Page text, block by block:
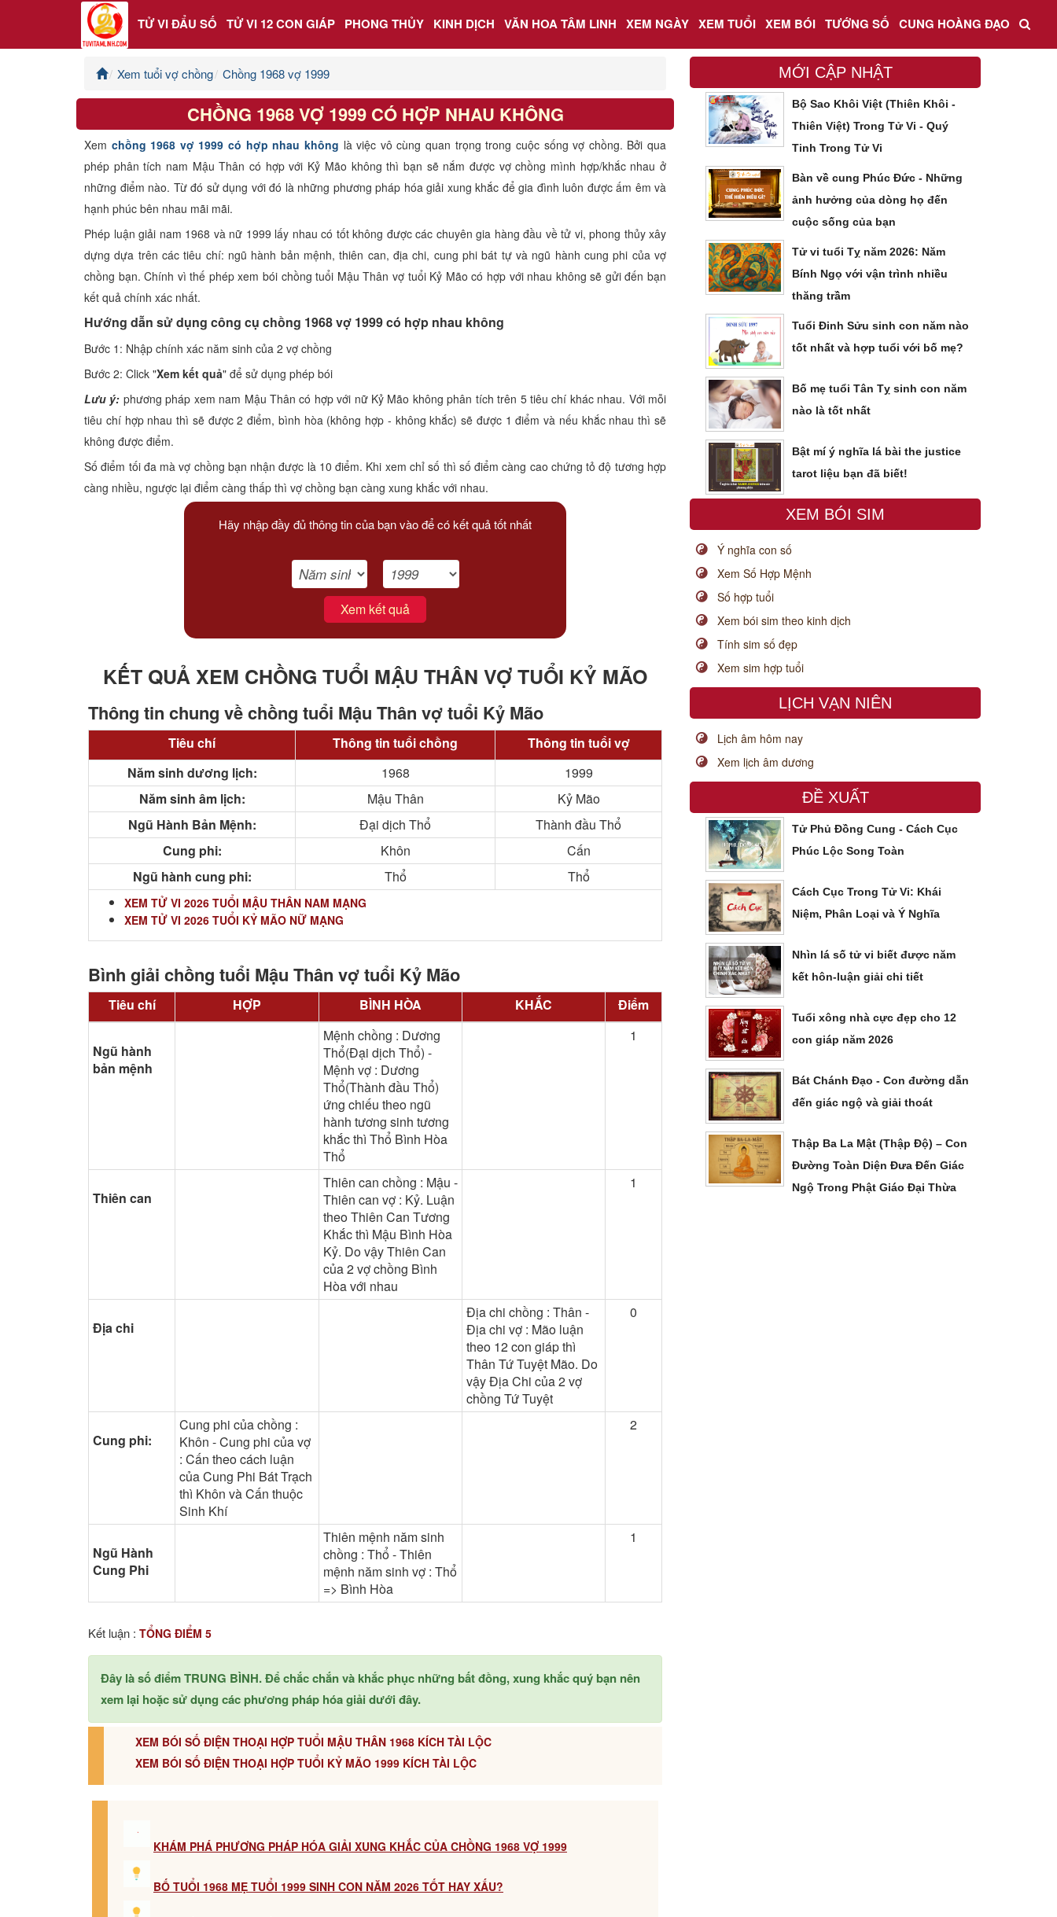
TỬ VI ĐẨU SỐ TỬ VI 12 CON GIÁP PHONG THỦY KINH DỊCH VĂN HOA TÂM LINH XEM NGÀY XEM TUỔI XEM BÓI TƯỚNG SỐ CUNG HOÀNG ĐẠO
Tử Vi Đẩu Số
Tử Vi 12 Con Giáp
Văn Hoa Tâm linh
Cung hoàng đạo
Xem tuổi vợ chồng Chồng 1968 vợ 1999
CHỒNG 1968 VỢ 1999 CÓ HỢP NHAU KHÔNG
Xem chồng 1968 vợ 1999 có hợp nhau không là việc vô cùng quan trọng trong cuộc sống vợ chồng. Bởi qua
phép phân tích nam Mậu Thân có hợp với Kỷ Mão không thì bạn sẽ nắm được vợ chồng mình hợp/khắc nhau ở
những điểm nào. Từ đó sử dụng với đó là những phương pháp hóa giải xung khắc để gia đình luôn được ấm êm và
hạnh phúc bên nhau mãi mãi.
Phép luận giải nam 1968 và nữ 1999 lấy nhau có tốt không được các chuyên gia hàng đầu về tử vi, phong thủy xây
dựng dựa trên các tiêu chí: ngũ hành bản mệnh, thiên can, địa chi, cung phi bát tự và ngũ hành cung phi của vợ
chồng bạn. Chính vì thế phép xem bói chồng tuổi Mậu Thân vợ tuổi Kỷ Mão có hợp với nhau không sẽ gửi đến bạn
kết quả chính xác nhất.
Hướng dẫn sử dụng công cụ chồng 1968 vợ 1999 có hợp nhau không
Bước 1: Nhập chính xác năm sinh của 2 vợ chồng
Bước 2: Click "Xem kết quả" để sử dụng phép bói
Lưu ý: phương pháp xem nam Mậu Thân có hợp với nữ Kỷ Mão không phân tích trên 5 tiêu chí khác nhau. Với mỗi
tiêu chí hợp nhau thì sẽ được 2 điểm, bình hòa (không hợp - không khắc) sẽ được 1 điểm và nếu khắc nhau thì sẽ
không được điểm.
Số điểm tối đa mà vợ chồng bạn nhận được là 10 điểm. Khi xem chỉ số thì số điểm càng cao chứng tỏ độ tương hợp
càng nhiều, ngược lại điểm càng thấp thì vợ chồng bạn càng xung khắc với nhau.
Hãy nhập đầy đủ thông tin của bạn vào để có kết quả tốt nhất
Xem kết quả
KẾT QUẢ XEM CHỒNG TUỔI MẬU THÂN VỢ TUỔI KỶ MÃO
Thông tin chung về chồng tuổi Mậu Thân vợ tuổi Kỷ Mão
Tiêu chí Thông tin tuổi chồng
Thông tin tuổi vợ
Năm sinh dương lịch:
1968
1999
Năm sinh âm lịch:
Mậu Thân
Kỷ Mão
Ngũ Hành Bản Mệnh:
Đại dịch Thổ
Thành đầu Thổ
Cung phi:
Khôn
Cấn
Ngũ hành cung phi:
Thổ Thổ
XEM TỬ VI 2026 TUỔI MẬU THÂN NAM MẠNG
XEM TỬ VI 2026 TUỔI KỶ MÃO NỮ MẠNG
Bình giải chồng tuổi Mậu Thân vợ tuổi Kỷ Mão
Tiêu chí HỢP BÌNH HÒA KHẮC Điểm
Ngũ hành
bản mệnh
Mệnh chồng : Dương
Thổ(Đại dịch Thổ) -
Mệnh vợ : Dương
Thổ(Thành đầu Thổ)
ứng chiếu theo ngũ
hành tương sinh tương
khắc thì Thổ Bình Hòa
Thổ
1
Thiên can
Thiên can chồng : Mậu -
Thiên can vợ : Kỷ. Luận
theo Thiên Can Tương
Khắc thì Mậu Bình Hòa
Kỷ. Do vậy Thiên Can
của 2 vợ chồng Bình
Hòa với nhau
1
Địa chi
Địa chi chồng : Thân -
Địa chi vợ : Mão luận
theo 12 con giáp thì
Thân Tứ Tuyệt Mão. Do
vậy Địa Chi của 2 vợ
chồng Tứ Tuyệt
0
Cung phi:
Cung phi của chồng :
Khôn - Cung phi của vợ
: Cấn theo cách luận
của Cung Phi Bát Trạch
thì Khôn và Cấn thuộc
Sinh Khí
2
Ngũ Hành
Cung Phi
Thiên mệnh năm sinh
chồng : Thổ - Thiên
mệnh năm sinh vợ : Thổ
=> Bình Hòa
1
Kết luận : TỔNG ĐIỂM 5
Đây là số điểm TRUNG BÌNH. Để chắc chắn và khắc phục những bất đồng, xung khắc quý bạn nên
xem lại hoặc sử dụng các phương pháp hóa giải dưới đây.
XEM BÓI SỐ ĐIỆN THOẠI HỢP TUỔI MẬU THÂN 1968 KÍCH TÀI LỘC
XEM BÓI SỐ ĐIỆN THOẠI HỢP TUỔI KỶ MÃO 1999 KÍCH TÀI LỘC
KHÁM PHÁ PHƯƠNG PHÁP HÓA GIẢI XUNG KHẮC CỦA CHỒNG 1968 VỢ 1999
BỐ TUỔI 1968 MẸ TUỔI 1999 SINH CON NĂM 2026 TỐT HAY XẤU?
MỚI CẬP NHẬT
Bộ Sao Khôi Việt (Thiên Khôi -
Thiên Việt) Trong Tử Vi - Quý
Tinh Trong Tử Vi
Bàn về cung Phúc Đức - Những
ảnh hưởng của dòng họ đến
cuộc sống của bạn
Tử vi tuổi Tỵ năm 2026: Năm
Bính Ngọ với vận trình nhiều
thăng trầm
Tuổi Đinh Sửu sinh con năm nào
tốt nhất và hợp tuổi với bố mẹ?
Bố mẹ tuổi Tân Tỵ sinh con năm
nào là tốt nhất
Bật mí ý nghĩa lá bài the justice
tarot liệu bạn đã biết!
XEM BÓI SIM
Ý nghĩa con số
Xem Số Hợp Mệnh
Số hợp tuổi
Xem bói sim theo kinh dịch
Tính sim số đẹp
Xem sim hợp tuổi
LỊCH VẠN NIÊN
Lịch âm hôm nay
Xem lịch âm dương
ĐỀ XUẤT
Tử Phủ Đồng Cung - Cách Cục
Phúc Lộc Song Toàn
Cách Cục Trong Tử Vi: Khái
Niệm, Phân Loại và Ý Nghĩa
Nhìn lá số tử vi biết được năm
kết hôn-luận giải chi tiết
Tuổi xông nhà cực đẹp cho 12
con giáp năm 2026
Bát Chánh Đạo - Con đường dẫn
đến giác ngộ và giải thoát
Thập Ba La Mật (Thập Độ) – Con
Đường Toàn Diện Đưa Đến Giác
Ngộ Trong Phật Giáo Đại Thừa